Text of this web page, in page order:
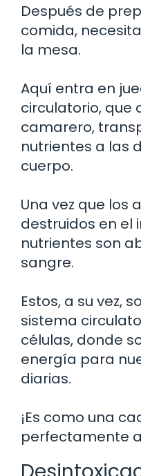
Después de
comida,
la mesa.
Aquí entra en
circulatorio, que
camarero,
nutrientes a las
cuerpo.
Una vez que los
destruidos en el
nutrientes son
sangre.
Estos, a su vez,
sistema
células, donde
energía para
diarias.
¡Es como una
perfectamente